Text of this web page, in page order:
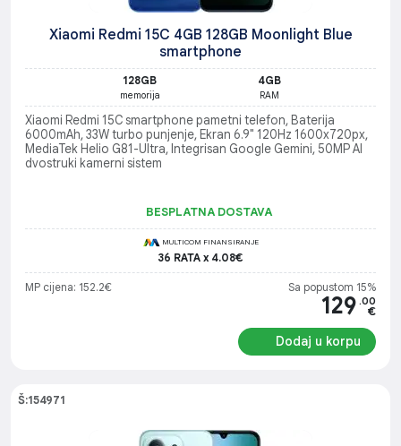
Xiaomi Redmi 15C 4GB 128GB Moonlight Blue
smartphone
128GB
memorija
4GB
RAM
Xiaomi Redmi 15C smartphone pametni telefon, Baterija
6000mAh, 33W turbo punjenje, Ekran 6.9" 120Hz 1600x720px,
MediaTek Helio G81-Ultra, Integrisan Google Gemini, 50MP AI
dvostruki kamerni sistem
BESPLATNA DOSTAVA
MULTICOM FINANSIRANJE
36 RATA x 4.08€
MP cijena: 152.2€ Sa popustom 15%
129 .00
€
Dodaj u korpu
Š:154971